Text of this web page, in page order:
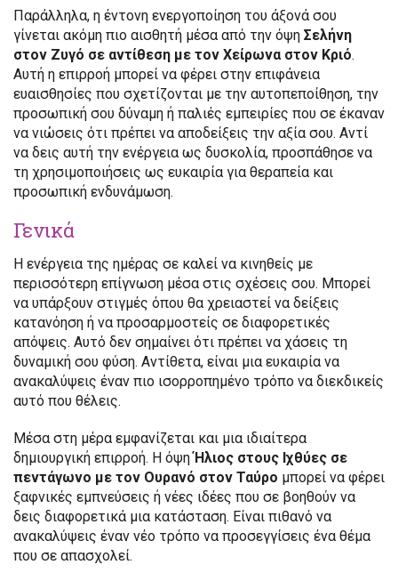
Παράλληλα, η έντονη ενεργοποίηση του άξονά σου
γίνεται ακόμη πιο αισθητή μέσα από την όψη Σελήνη
στον Ζυγό σε αντίθεση με τον Χείρωνα στον Κριό.
Αυτή η επιρροή μπορεί να φέρει στην επιφάνεια
ευαισθησίες που σχετίζονται με την αυτοπεποίθηση, την
προσωπική σου δύναμη ή παλιές εμπειρίες που σε έκαναν
να νιώσεις ότι πρέπει να αποδείξεις την αξία σου. Αντί
να δεις αυτή την ενέργεια ως δυσκολία, προσπάθησε να
τη χρησιμοποιήσεις ως ευκαιρία για θεραπεία και
προσωπική ενδυνάμωση.
Γενικά
Η ενέργεια της ημέρας σε καλεί να κινηθείς με
περισσότερη επίγνωση μέσα στις σχέσεις σου. Μπορεί
να υπάρξουν στιγμές όπου θα χρειαστεί να δείξεις
κατανόηση ή να προσαρμοστείς σε διαφορετικές
απόψεις. Αυτό δεν σημαίνει ότι πρέπει να χάσεις τη
δυναμική σου φύση. Αντίθετα, είναι μια ευκαιρία να
ανακαλύψεις έναν πιο ισορροπημένο τρόπο να διεκδικείς
αυτό που θέλεις.
Μέσα στη μέρα εμφανίζεται και μια ιδιαίτερα
δημιουργική επιρροή. Η όψηΉλιος στους Ιχθύες σε
πεντάγωνο με τον Ουρανό στον Ταύρο μπορεί να φέρει
ξαφνικές εμπνεύσεις ή νέες ιδέες που σε βοηθούν να
δεις διαφορετικά μια κατάσταση. Είναι πιθανό να
ανακαλύψεις έναν νέο τρόπο να προσεγγίσεις ένα θέμα
που σε απασχολεί.